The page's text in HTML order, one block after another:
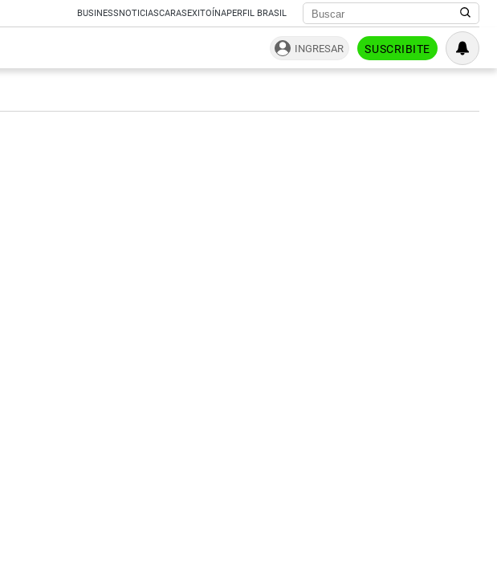
BUSINESSNOTICIASCARASEXITOÍNAPERFIL BRASIL
INGRESAR SUSCRIBITE